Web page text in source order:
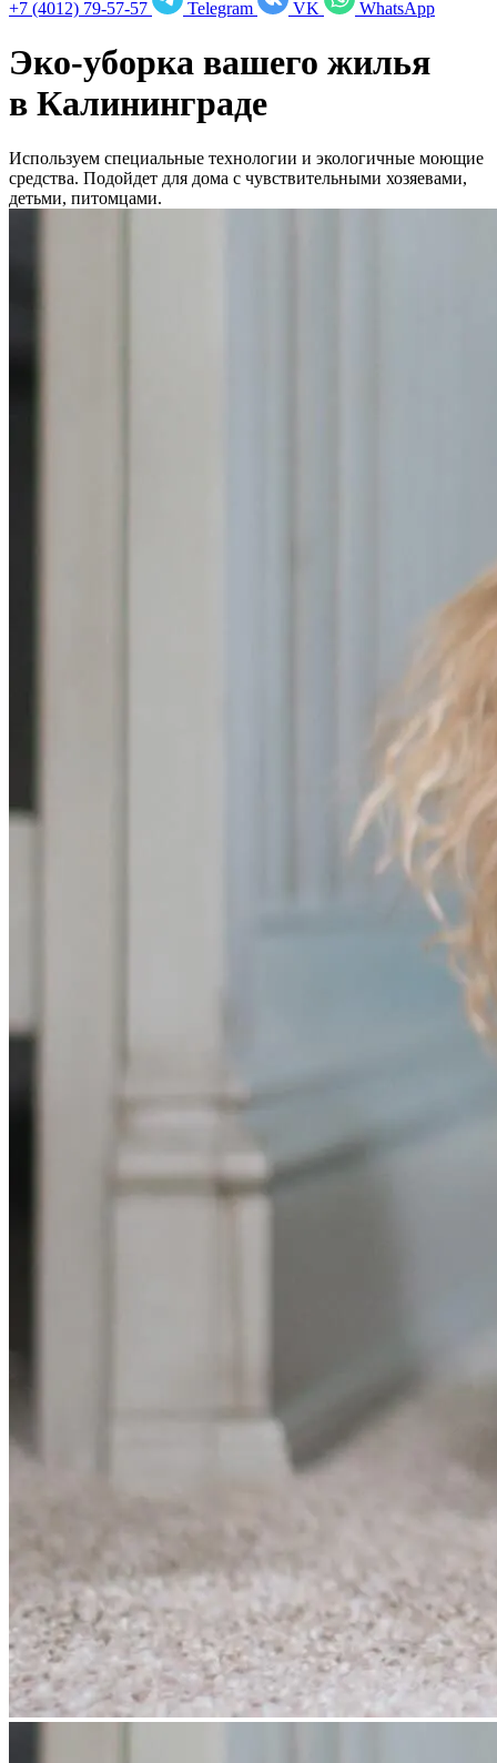
+7 (4012) 79-57-57 Telegram VK WhatsApp
Эко-уборка вашего жилья
в Калининграде
Используем специальные технологии и экологичные моющие
средства. Подойдет для дома с чувствительными хозяевами,
детьми, питомцами.